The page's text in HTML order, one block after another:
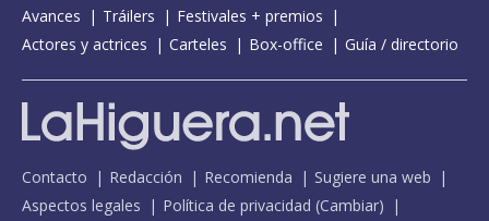
Avances
Tráilers
Festivales + premios
Actores y actrices
Carteles Box-office Guía / directorio
Contacto Redacción Recomienda
Sugiere una web
Aspectos legales
Política de privacidad (Cambiar)